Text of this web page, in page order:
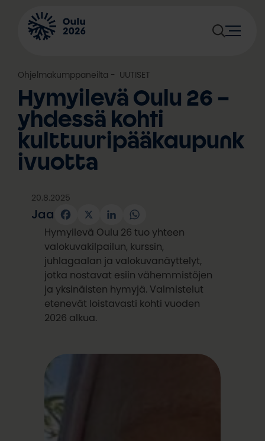
sisältöön
Ohjelmakumppaneilta UUTISET
Hymyilevä Oulu 26 –
yhdessä kohti
kulttuuripääkaupunk
ivuotta
20.8.2025
Jaa Facebook
X LinkedInWhatsApp
Hymyilevä Oulu 26 tuo yhteen
valokuvakilpailun, kurssin,
juhlagaalan ja valokuvanäyttelyt,
jotka nostavat esiin vähemmistöjen
ja yksinäisten hymyjä. Valmistelut
etenevät loistavasti kohti vuoden
2026 alkua.